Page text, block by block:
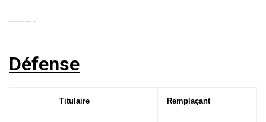
———-
Défense
Titulaire Remplaçant